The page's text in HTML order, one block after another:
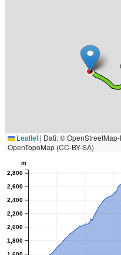
Leaflet | Dati: ©
OpenTopoMap (CC-BY-SA)
1,800
2,000
2,200
2,400
2,600
2,800
m